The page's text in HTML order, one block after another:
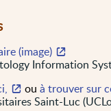
(image)
Information
ouà trouver sur
Saint-Luc